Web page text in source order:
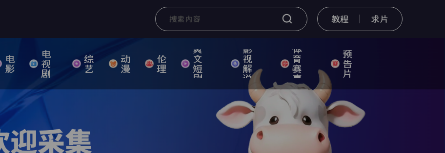
教程 求片
电
影
电
视
剧
综
艺
动
漫
伦
理
爽
文
短
剧
影
视
解
说
体
育
赛
事
预
告
片